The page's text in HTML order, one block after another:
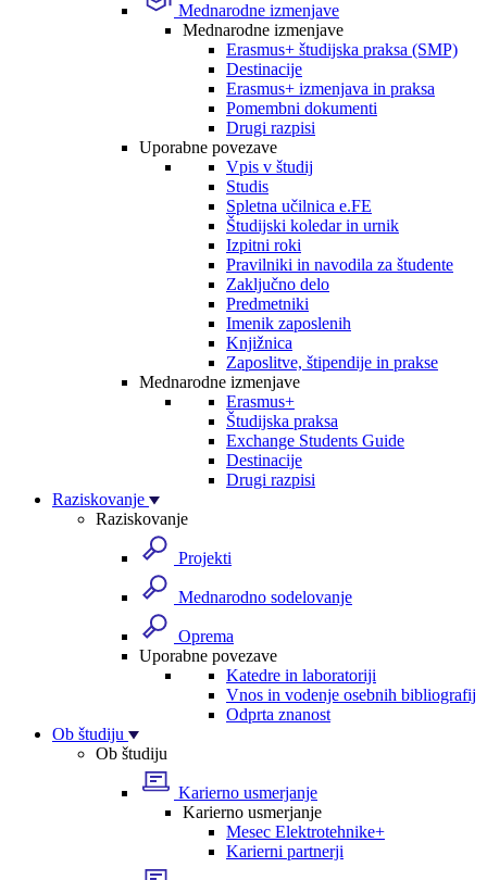
Mednarodne izmenjave
Mednarodne izmenjave
Erasmus+ študijska praksa (SMP)
Destinacije
Erasmus+ izmenjava in praksa
Pomembni dokumenti
Drugi razpisi
Uporabne povezave
Vpis v študij
Studis
Spletna učilnica e.FE
Študijski koledar in urnik
Izpitni roki
Pravilniki in navodila za študente
Zaključno delo
Predmetniki
Imenik zaposlenih
Knjižnica
Zaposlitve, štipendije in prakse
Mednarodne izmenjave
Erasmus+
Študijska praksa
Exchange Students Guide
Destinacije
Drugi razpisi
Raziskovanje
Raziskovanje
Projekti
Mednarodno sodelovanje
Oprema
Uporabne povezave
Katedre in laboratoriji
Vnos in vodenje osebnih bibliografij
Odprta znanost
Ob študiju
Ob študiju
Karierno usmerjanje
Karierno usmerjanje
Mesec Elektrotehnike+
Karierni partnerji